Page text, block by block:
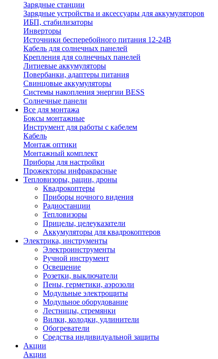
Зарядные станции
Зарядные устройства и аксессуары для аккумуляторов
ИБП, стабилизаторы
Инверторы
Источники бесперебойного питания 12-24В
Кабель для солнечных панелей
Крепления для солнечных панелей
Литиевые аккумуляторы
Повербанки, адаптеры питания
Свинцовые аккумуляторы
Системы накопления энергии BESS
Солнечные панели
Все для монтажа
Боксы монтажные
Инструмент для работы с кабелем
Кабель
Монтаж оптики
Монтажный комплект
Приборы для настройки
Прожекторы инфракрасные
Тепловизоры, рации, дроны
Квадрокоптеры
Приборы ночного видения
Радиостанции
Тепловизоры
Прицелы, целеуказатели
Аккумуляторы для квадрокоптеров
Электрика, инструменты
Электроинструменты
Ручной инструмент
Освещение
Розетки, выключатели
Пены, герметики, аэрозоли
Модульные электрощиты
Модульное оборудование
Лестницы, стремянки
Вилки, колодки, удлинители
Обогреватели
Средства индивидуальной защиты
Акции
Акции